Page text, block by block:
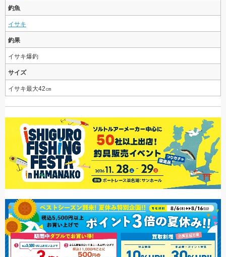
釣魚
イサキ
釣果
イサキ爆釣
サイズ
イサキ最大42㎝